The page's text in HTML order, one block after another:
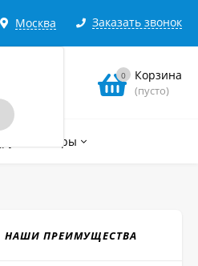
Москва Заказать звонок
0 Корзина
(пусто)
Другие товары
НАШИ ПРЕИМУЩЕСТВА